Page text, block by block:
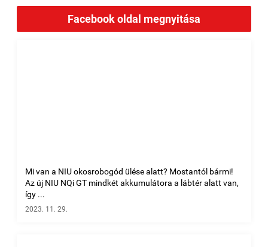
Facebook oldal megnyitása
Mi van a NIU okosrobogód ülése alatt? Mostantól bármi!
Az új NIU NQi GT mindkét akkumulátora a lábtér alatt van,
így ...
2023. 11. 29.